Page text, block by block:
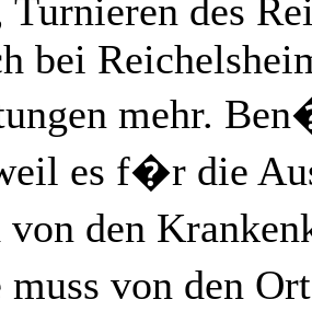
Turnieren des
bei
mehr.
es f�r die
von den
von den